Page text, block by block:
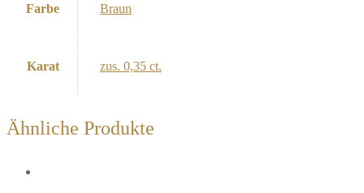
Farbe Braun
Karat zus. 0,35 ct.
Ähnliche Produkte